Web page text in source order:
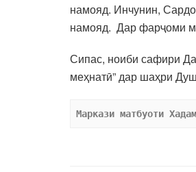
намояд. Инчунин,
намояд. Дар фарҷоми
Сипас, ноиби сафири
меҳнатӣ” дар шаҳри
Маркази матбуоти